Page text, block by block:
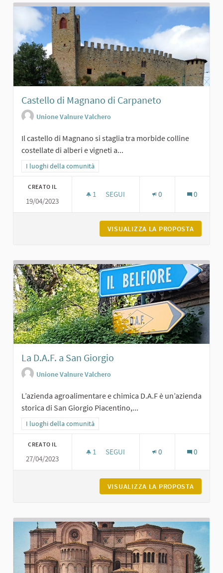
Castello di Magnano di Carpaneto
Unione Valnure Valchero
Il castello di Magnano si staglia tra morbide colline
costellate di alberi e vigneti a...
Filtra i risultati per categoria: I luoghi della comunità
I luoghi della comunità
CREATO IL
19/04/2023
1 1 SOSTENITORI
SEGUI 0 0
VISUALIZZA LA PROPOSTA
La D.A.F. a San Giorgio
Unione Valnure Valchero
L’azienda agroalimentare e chimica D.A.F è un’azienda
storica di San Giorgio Piacentino,...
Filtra i risultati per categoria: I luoghi della comunità
I luoghi della comunità
CREATO IL
27/04/2023
1 1 SOSTENITORI
SEGUI 0 0
VISUALIZZA LA PROPOSTA